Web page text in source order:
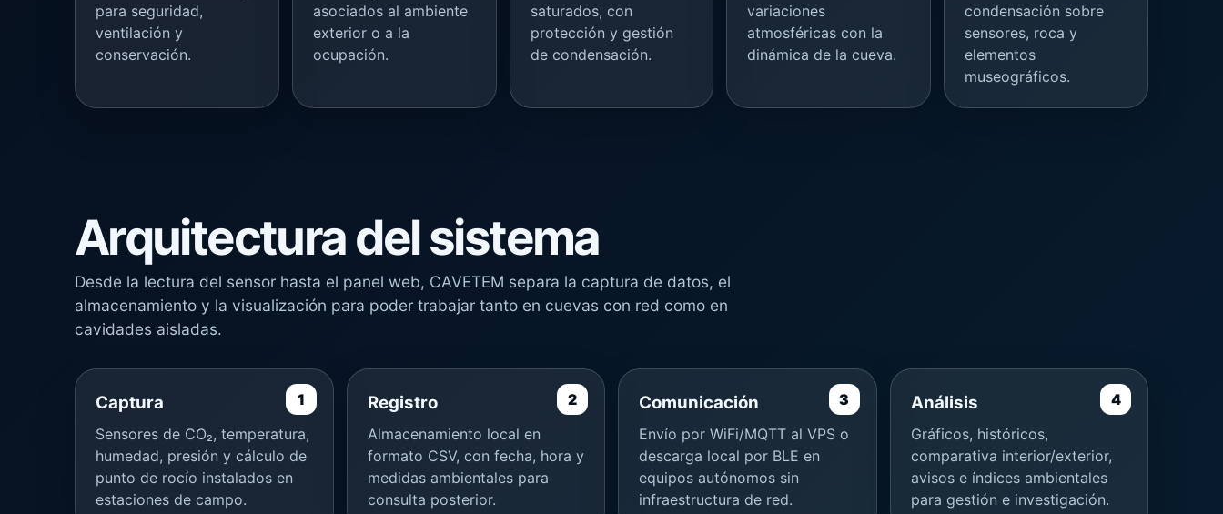
para seguridad,
ventilación y
conservación.
asociados al ambiente
exterior o a la
ocupación.
saturados, con
protección y gestión
de condensación.
variaciones
atmosféricas con la
dinámica de la cueva.
condensación sobre
sensores, roca y
elementos
museográficos.
Arquitectura del sistema
Desde la lectura del sensor hasta el panel web, CAVETEM separa la captura de datos, el
almacenamiento y la visualización para poder trabajar tanto en cuevas con red como en
cavidades aisladas.
Captura
Sensores de CO₂, temperatura,
humedad, presión y cálculo de
punto de rocío instalados en
estaciones de campo.
Registro
Almacenamiento local en
formato CSV, con fecha, hora y
medidas ambientales para
consulta posterior.
Comunicación
Envío por WiFi/MQTT al VPS o
descarga local por BLE en
equipos autónomos sin
infraestructura de red.
Análisis
Gráficos, históricos,
comparativa interior/exterior,
avisos e índices ambientales
para gestión e investigación.